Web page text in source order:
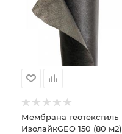
Мембрана геотекстиль
ИзолайкGEO 150 (80 м2)